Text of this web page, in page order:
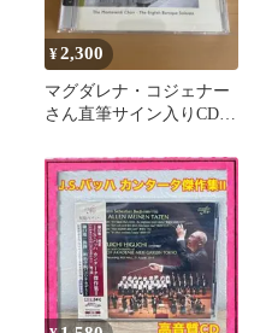
¥2,300
マグダレナ・コジェナー
さん直筆サイン入りCD
カンタータ